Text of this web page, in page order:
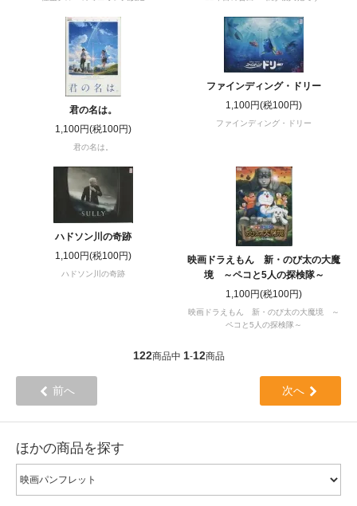
君の名は。
1,100円(税100円)
君の名は。
ファインディング・ドリー
1,100円(税100円)
ファインディング・ドリー
ハドソン川の奇跡
1,100円(税100円)
ハドソン川の奇跡
映画ドラえもん 新・のび太の大魔
境 ～ペコと5人の探検隊～
1,100円(税100円)
映画ドラえもん 新・のび太の大魔境 ～
ペコと5人の探検隊～
122商品中 1-12商品
前へ 次へ
ほかの商品を探す